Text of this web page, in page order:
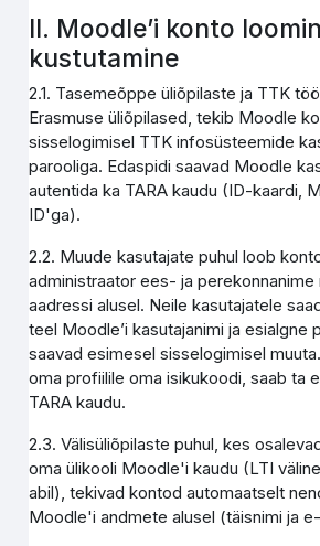
II. Moodle’i konto
kustutamine
2.1. Tasemeõppe üliõpilaste ja TTK
Erasmuse üliõpilased, tekib Moodle
sisselogimisel TTK infosüsteemide
parooliga. Edaspidi saavad Moodle
autentida ka TARA kaudu (ID-kaardi,
ID'ga).
2.2. Muude kasutajate puhul loob
administraator ees- ja
aadressi alusel. Neile kasutajatele
teel Moodle’i kasutajanimi ja esialgne
saavad esimesel sisselogimisel
oma profiilile oma isikukoodi, saab ta
TARA kaudu.
2.3. Välisüliõpilaste puhul, kes
oma ülikooli Moodle'i kaudu (LTI
abil), tekivad kontod automaatselt
Moodle'i andmete alusel (täisnimi ja